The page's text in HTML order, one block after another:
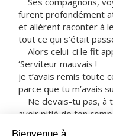
furent profondément
et allèrent raconter à
tout ce qui s’était
Alors celui-ci le fit
‘Serviteur mauvais !
je t’avais remis toute
parce que tu m’avais
Ne devais-tu pas, à
avoir pitié de ton